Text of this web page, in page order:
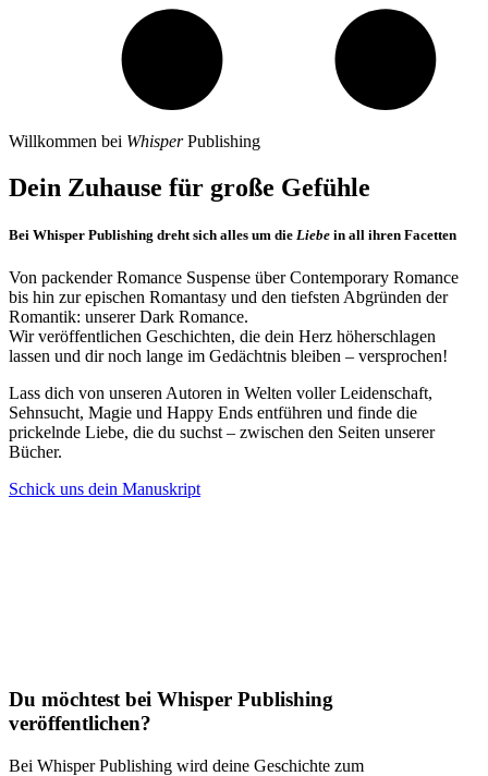
Willkommen bei WhisperPublishing
Dein Zuhause für große Gefühle
Bei Whisper Publishing dreht sich alles um die Liebe in all ihren Facetten
Von packender Romance Suspense über Contemporary Romance
bis hin zur epischen Romantasy und den tiefsten Abgründen der
Romantik: unserer Dark Romance.
Wir veröffentlichen Geschichten, die dein Herz höherschlagen
lassen und dir noch lange im Gedächtnis bleiben – versprochen!
Lass dich von unseren Autoren in Welten voller Leidenschaft,
Sehnsucht, Magie und Happy Ends entführen und finde die
prickelnde Liebe, die du suchst – zwischen den Seiten unserer
Bücher.
Schick uns dein Manuskript
Du möchtest bei Whisper Publishing
veröffentlichen?​
Bei Whisper Publishing wird deine Geschichte zum